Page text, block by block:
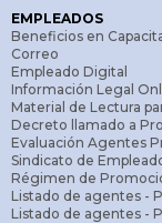
EMPLEADOS
Beneficios en
Correo
Empleado Digital
Información Legal
Material de Lectura
Decreto llamado a
Evaluación Agentes
Sindicato de
Régimen de
Listado de agentes -
Listado de agentes -